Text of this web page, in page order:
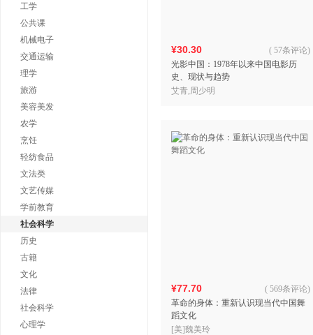
工学
公共课
机械电子
交通运输
理学
旅游
美容美发
农学
烹饪
轻纺食品
文法类
文艺传媒
学前教育
社会科学
历史
古籍
文化
法律
社会科学
心理学
¥30.30
光影中国：1978年以来中国电影历
史、现状与趋势
( 57条评论)
艾青,周少明
¥77.70
革命的身体：重新认识现当代中国舞
蹈文化
( 569条评论)
[美]魏美玲